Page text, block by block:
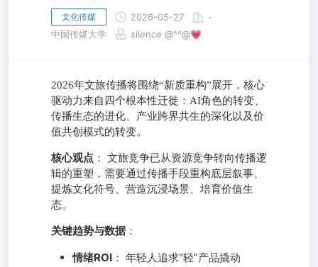
文化传媒 2026-05-27
-
中国传媒大学
silence @^^@💗
2026年文旅传播将围绕“新质重构”展开，核心
驱动力来自四个根本性迁徙：AI角色的转变、
传播生态的进化、产业跨界共生的深化以及价
值共创模式的转变。
核心观点 ： 文旅竞争已从资源竞争转向传播逻
辑的重塑，需要通过传播手段重构底层叙事、
提炼文化符号、营造沉浸场景、培育价值生
态。
关键趋势与数据 ：
情绪ROI ： 年轻人追求“轻”产品撬动